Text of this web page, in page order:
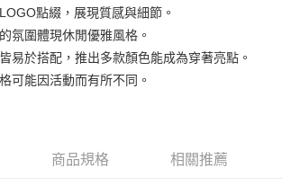
點綴，展現質感與細節。
氛圍體現休閒優雅風格。
易於搭配，推出多款顏色能成為穿著亮點。
可能因活動而有所不同。
商品規格 相關推薦